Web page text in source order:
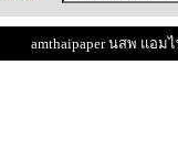
amthaipaper นสพ แอมไ